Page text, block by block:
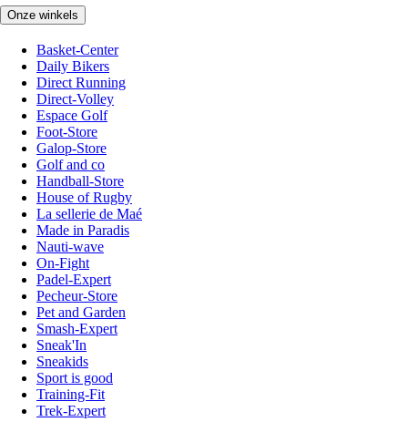
Onze winkels
Basket-Center
Daily Bikers
Direct Running
Direct-Volley
Espace Golf
Foot-Store
Galop-Store
Golf and co
Handball-Store
House of Rugby
La sellerie de Maé
Made in Paradis
Nauti-wave
On-Fight
Padel-Expert
Pecheur-Store
Pet and Garden
Smash-Expert
Sneak'In
Sneakids
Sport is good
Training-Fit
Trek-Expert